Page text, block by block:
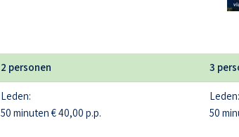
2 personen 3
Leden:
50 minuten € 40,00 p.p.
Leden:
50